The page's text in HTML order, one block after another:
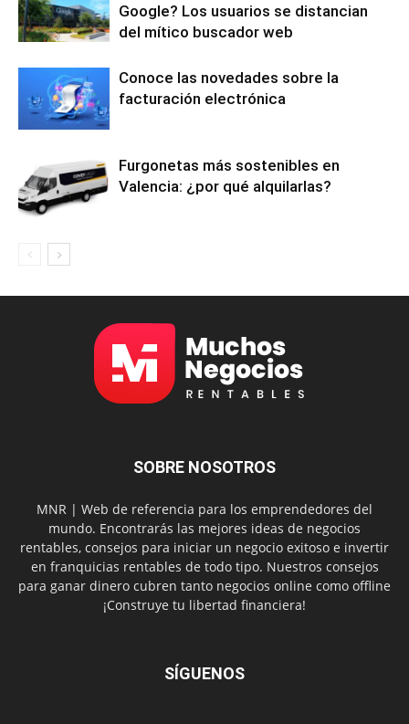
Google? Los usuarios se distancian
del mítico buscador web
Conoce las novedades sobre la
facturación electrónica
Furgonetas más sostenibles en
Valencia: ¿por qué alquilarlas?
SOBRE NOSOTROS
MNR | Web de referencia para los emprendedores del
mundo. Encontrarás las mejores ideas de negocios
rentables, consejos para iniciar un negocio exitoso e invertir
en franquicias rentables de todo tipo. Nuestros consejos
para ganar dinero cubren tanto negocios online como offline
¡Construye tu libertad financiera!
SÍGUENOS